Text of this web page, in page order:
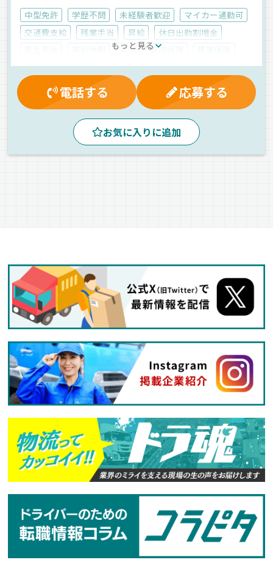
中型免許 学歴不問 未経験者歓迎
マイカー通勤可
交通費支給
残業手当 昇給
休日出勤割増金
賞与 雇用保険
労災保険
退職金制度 制服・作業着貸与
夜
朝 夕方 ETC搭載 長距離
中距離
箱車 正社員
もっと見る
電話する 応募する
お気に入りに追加